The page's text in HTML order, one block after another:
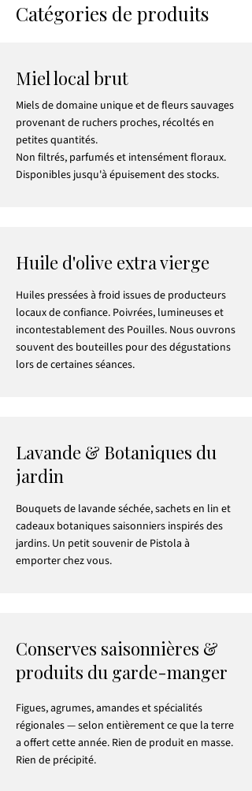
Catégories de produits
Miel local brut
Miels de domaine unique et de fleurs sauvages
provenant de ruchers proches, récoltés en
petites quantités.
Non filtrés, parfumés et intensément floraux.
Disponibles jusqu'à épuisement des stocks.
Huile d'olive extra vierge
Huiles pressées à froid issues de producteurs
locaux de confiance. Poivrées, lumineuses et
incontestablement des Pouilles. Nous ouvrons
souvent des bouteilles pour des dégustations
lors de certaines séances.
Lavande & Botaniques du
jardin
Bouquets de lavande séchée, sachets en lin et
cadeaux botaniques saisonniers inspirés des
jardins. Un petit souvenir de Pistola à
emporter chez vous.
Conserves saisonnières &
produits du garde-manger
Figues, agrumes, amandes et spécialités
régionales — selon entièrement ce que la terre
a offert cette année. Rien de produit en masse.
Rien de précipité.